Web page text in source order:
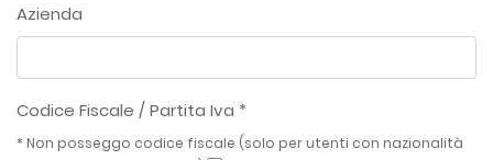
Azienda
Codice Fiscale / Partita Iva *
* Non posseggo codice fiscale (solo per utenti con nazionalità